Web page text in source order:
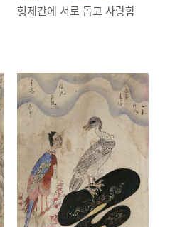
형제간에 서로 돕고 사랑함